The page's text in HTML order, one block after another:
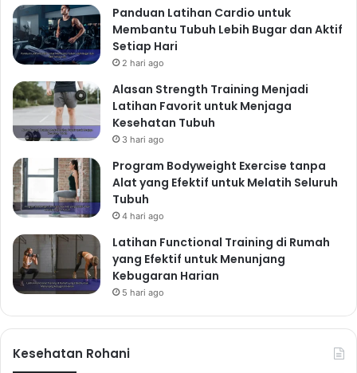
Panduan Latihan Cardio untuk
Membantu Tubuh Lebih Bugar dan Aktif
Setiap Hari
2 hari ago
Alasan Strength Training Menjadi
Latihan Favorit untuk Menjaga
Kesehatan Tubuh
3 hari ago
Program Bodyweight Exercise tanpa
Alat yang Efektif untuk Melatih Seluruh
Tubuh
4 hari ago
Latihan Functional Training di Rumah
yang Efektif untuk Menunjang
Kebugaran Harian
5 hari ago
Kesehatan Rohani